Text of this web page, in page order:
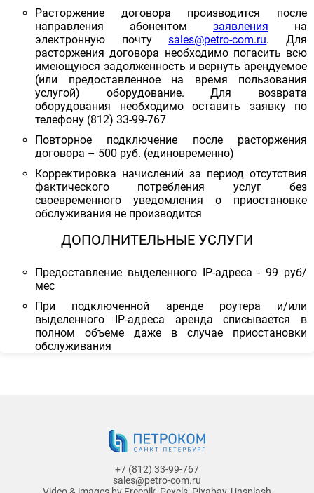
Расторжение договора производится после
направления абонентом заявления на
электронную почтуsales@petro-com.ru. Для
расторжения договора необходимо погасить всю
имеющуюся задолженность и вернуть арендуемое
(или предоставленное на время пользования
услугой) оборудование. Для возврата
оборудования необходимо оставить заявку по
телефону (812) 33-99-767
Повторное подключение после расторжения
договора – 500 руб. (единовременно)
Корректировка начислений за период отсутствия
фактического потребления услуг без
своевременного уведомления о приостановке
обслуживания не производится
ДОПОЛНИТЕЛЬНЫЕ УСЛУГИ
Предоставление выделенного IP-адреса - 99 руб/
мес
При подключенной аренде роутера и/или
выделенного IP-адреса аренда списывается в
полном объеме даже в случае приостановки
обслуживания
+7 (812) 33-99-767
sales@petro-com.ru